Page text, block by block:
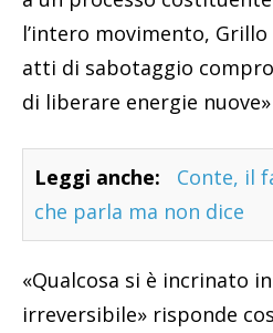
l’intero movimento,
atti di sabotaggio
di liberare energie nuove»
Leggi anche:
Conte, il
che parla ma non dice
«Qualcosa si è incrinato
irreversibile» risponde